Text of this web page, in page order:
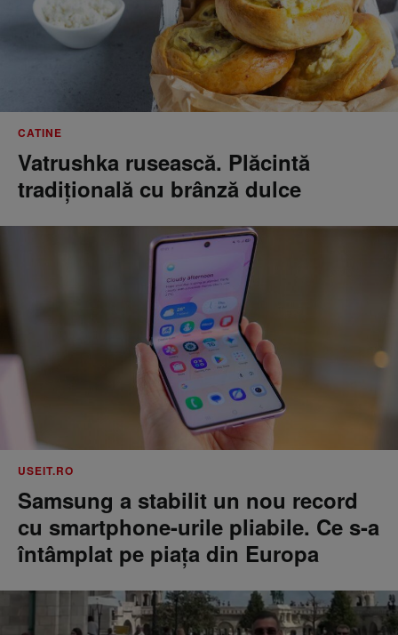
CATINE
Vatrushka rusească. Plăcintă
tradițională cu brânză dulce
USEIT.RO
Samsung a stabilit un nou record
cu smartphone-urile pliabile. Ce s-a
întâmplat pe piața din Europa